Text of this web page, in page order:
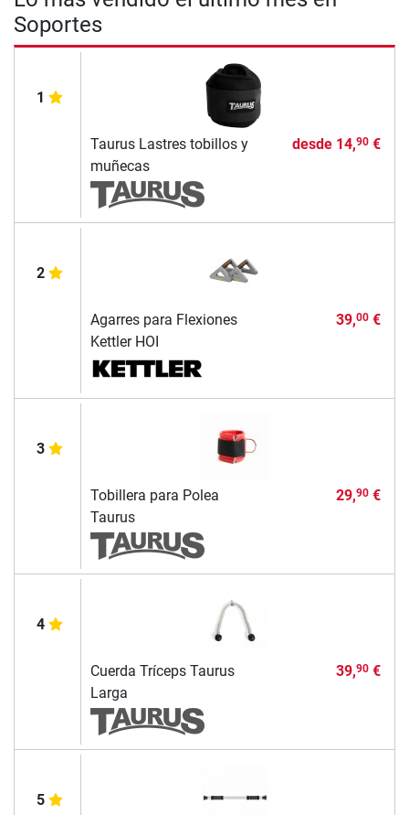
Soportes
1
Taurus Lastres tobillos y
muñecas
desde 14,90€
2
Agarres para Flexiones
Kettler HOI
39,00€
3
Tobillera para Polea
Taurus
29,90€
4
Cuerda Tríceps Taurus
Larga
39,90€
5